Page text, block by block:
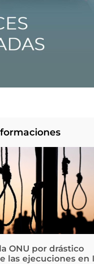
ONU por drástico
las ejecuciones en